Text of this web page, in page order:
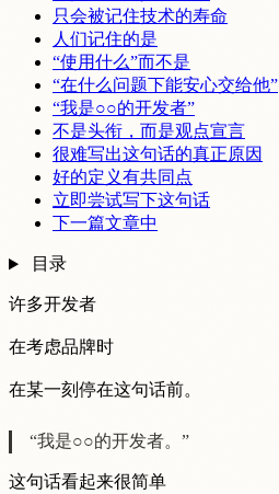
只会被记住技术的寿命
人们记住的是
“使用什么”而不是
“在什么问题下能安心交给他”
“我是○○的开发者”
不是头衔，而是观点宣言
很难写出这句话的真正原因
好的定义有共同点
立即尝试写下这句话
下一篇文章中
目录
许多开发者
在考虑品牌时
在某一刻停在这句话前。
“我是○○的开发者。”
这句话看起来很简单